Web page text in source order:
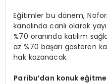
Eğitimler bu dönem,
kanalında canlı olarak
%70 oranında katılım
az %70 başarı gösteren
hak kazanacak.
Paribu’dan konuk